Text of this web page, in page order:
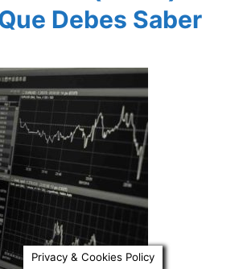
Debes Saber
Privacy & Cookies Policy